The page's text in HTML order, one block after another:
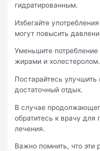
гидратированным.
Избегайте
могут повысить
Уменьшите
жирами и холестеролом.
Постарайтесь улучшить
достаточный отдых.
В случае
обратитесь к врачу для
лечения.
Важно помнить, что